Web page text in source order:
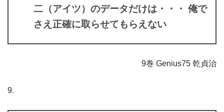
二（アイツ）のデータだけは・・・ 俺で
さえ正確に取らせてもらえない
9巻 Genius75 乾貞治
9.